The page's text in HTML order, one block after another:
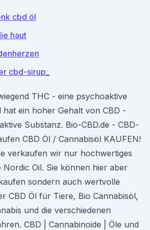
cbd öl
haut
cbd-sirup_
THC - eine psychoaktive
hat ein hoher Gehalt von CBD -
Substanz. Bio-CBD.de - CBD-
CBD Öl / Cannabisöl KAUFEN!
verkaufen wir nur hochwertiges
Nordic Oil. Sie können hier aber
sondern auch wertvolle
CBD Öl für Tiere, Bio Cannabisöl,
und die verschiedenen
CBD | Cannabinoide | Öle und